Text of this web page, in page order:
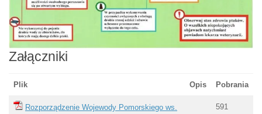
Załączniki
Plik Opis Pobrania
Rozporządzenie Wojewody Pomorskiego ws.
591